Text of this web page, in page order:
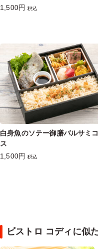
1,500円 税込
白身魚のソテー御膳バルサミ
ス
1,500円 税込
ビストロ コディに似